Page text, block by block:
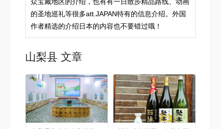
众宝藏地区的介绍，也有有一日散步精品路线、动画
的圣地巡礼等很多att.JAPAN特有的信息介绍。外国
作者精选的介绍日本的内容也不要错过哦！
山梨县 文章